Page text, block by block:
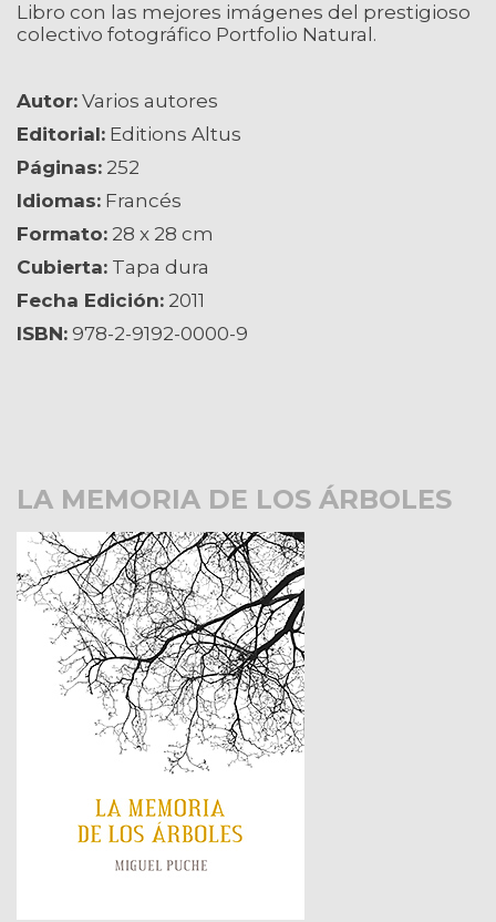
Libro con las mejores imágenes del prestigioso
colectivo fotográfico Portfolio Natural.
Autor: Varios autores
Editorial: Editions Altus
Páginas: 252
Idiomas: Francés
Formato: 28 x 28 cm
Cubierta: Tapa dura
Fecha Edición: 2011
ISBN: 978-2-9192-0000-9
LA MEMORIA DE LOS ÁRBOLES